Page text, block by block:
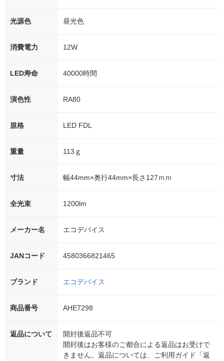
光源色 昼光色
消費電力 12W
LED寿命 40000時間
演色性 RA80
規格 LED FDL
重量 113ｇ
寸法 幅44mm×奥行44mm×長さ127ｍｍ
全光束 1200lm
メーカー名 エコデバイス
JANコード 4580366821465
ブランド エコデバイス
商品番号 AHE7298
返品について
開封後返品不可
開封後はお客様のご都合による返品はお受けで
きません。返品については、ご利用ガイド「返